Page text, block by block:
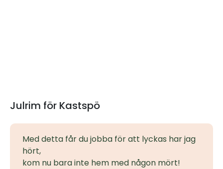
Julrim för Kastspö
Med detta får du jobba för att lyckas har jag
hört,
kom nu bara inte hem med någon mört!